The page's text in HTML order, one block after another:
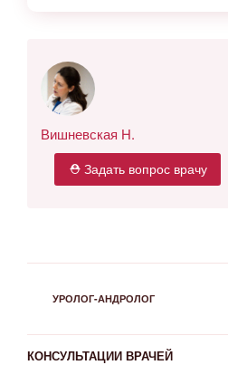
Вишневская Н.
⛑ Задать вопрос врачу
РУБРИКИ
УРОЛОГ-АНДРОЛОГ
КОНСУЛЬТАЦИИ ВРАЧЕЙ